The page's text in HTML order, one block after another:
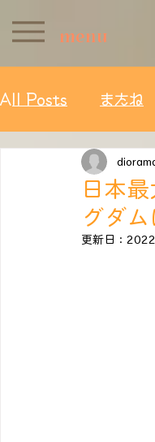
menu
All Posts またね
日本
グダ
更新日：